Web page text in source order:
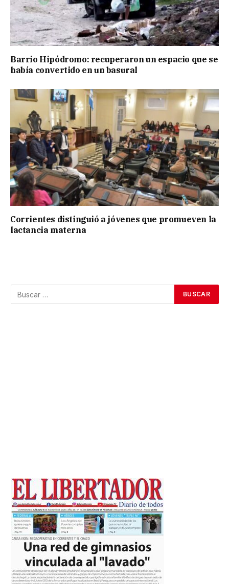
Barrio Hipódromo: recuperaron un espacio que se
había convertido en un basural
Corrientes distinguió a jóvenes que promueven la
lactancia materna